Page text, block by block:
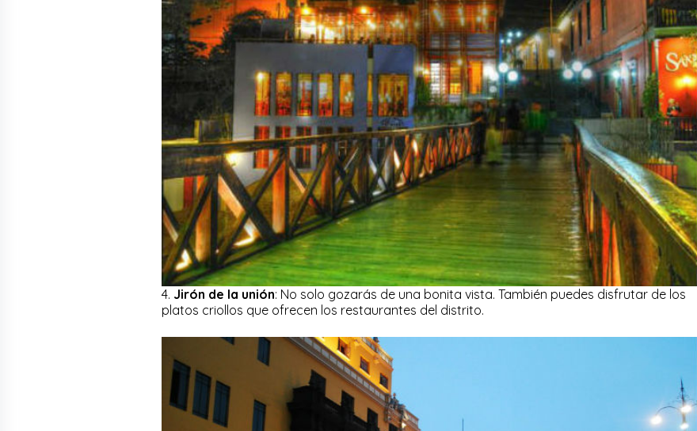
4. Jirón de la unión: No solo gozarás de una bonita vista. También puedes disfrutar de los
platos criollos que ofrecen los restaurantes del distrito.